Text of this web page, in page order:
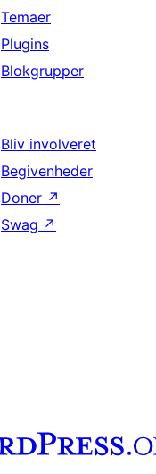
Temaer
Plugins
Blokgrupper
Bliv involveret
Begivenheder
Doner ↗
Swag ↗